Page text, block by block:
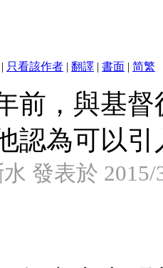
| 只看該作者 | 翻譯 | 書面 | 简繁
前，與基
認為可以
發表於 2015/